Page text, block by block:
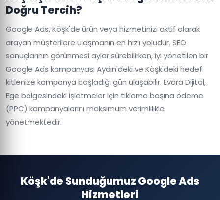
Doğru Tercih?
Google Ads, Köşk'de ürün veya hizmetinizi aktif olarak
arayan müşterilere ulaşmanın en hızlı yoludur. SEO
sonuçlarının görünmesi aylar sürebilirken, iyi yönetilen bir
Google Ads kampanyası Aydın'deki ve Köşk'deki hedef
kitlenize kampanya başladığı gün ulaşabilir. Evora Dijital,
Ege bölgesindeki işletmeler için tıklama başına ödeme
(PPC) kampanyalarını maksimum verimlilikle
yönetmektedir.
Köşk'de Sunduğumuz Google Ads
Hizmetleri